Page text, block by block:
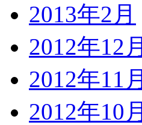
2013年2月
2012年12月
2012年11月
2012年10月